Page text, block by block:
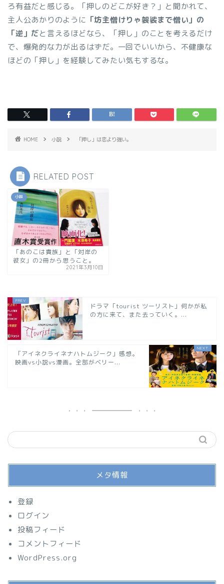
ろ有益だと感じる。「押しのどこが好き？」と聞かれて、
主人公あかりのように 「坊主憎けりゃ袈裟まで憎い」の
「逆」だと言えるほどなら、「押し」のことを考えるだけ
で、爆発的な力が出るはずだ。一回でいいから、不健康な
ほどの「押し」を経験してみたい気もするな。
HOME 小説 「押し」は恋より強い。
RELATED POST
小説
「あのこは貴族」と「対岸の
彼女」の2冊から思うこと。
2021年3月10日
ドラマ「tourist ツーリスト」何かが私
の方に来て、また去っていく。...
「アイネクライネナハトムジーク」感想。
映画vs小説vs漫画。全部がベリー...
メタ情報
登録
ログイン
投稿フィード
コメントフィード
WordPress.org